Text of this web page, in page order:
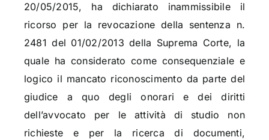
20/05/2015, ha dichiarato inammissibile il
ricorso per la revocazione della sentenza n.
2481 del 01/02/2013 della Suprema Corte, la
quale ha considerato come consequenziale e
logico il mancato riconoscimento da parte del
giudice a quo degli onorari e dei diritti
dell’avvocato per le attività di studio non
richieste e per la ricerca di documenti,